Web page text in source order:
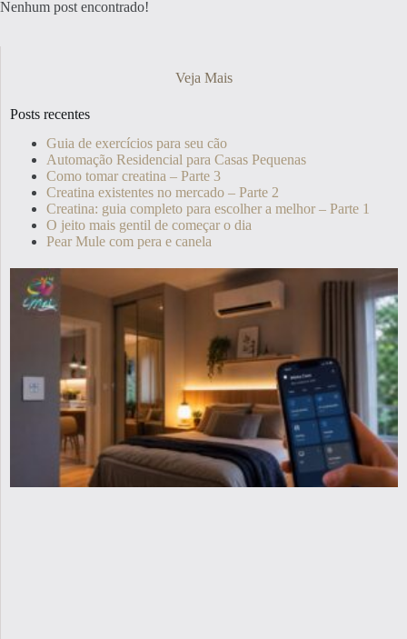
Nenhum post encontrado!
Veja Mais
Posts recentes
Guia de exercícios para seu cão
Automação Residencial para Casas Pequenas
Como tomar creatina – Parte 3
Creatina existentes no mercado – Parte 2
Creatina: guia completo para escolher a melhor – Parte 1
O jeito mais gentil de começar o dia
Pear Mule com pera e canela